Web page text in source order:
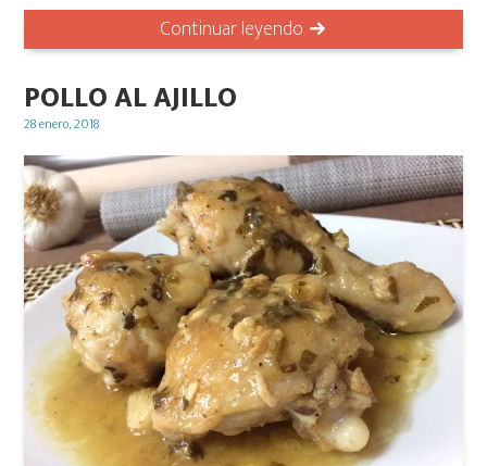
Continuar leyendo
POLLO AL AJILLO
Posted
28 enero, 2018